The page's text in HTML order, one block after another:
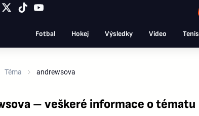
Fotbal Hokej Výsledky Video Tenis
Téma andrewsova
– veškeré informace o tématu